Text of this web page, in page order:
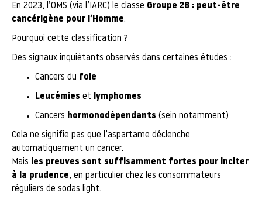
En 2023, l’OMS (via l’IARC) le classe Groupe 2B : peut-être
cancérigène pour l’Homme.
Pourquoi cette classification ?
Des signaux inquiétants observés dans certaines études :
Cancers du foie
Leucémies et lymphomes
Cancers hormonodépendants (sein notamment)
Cela ne signifie pas que l’aspartame déclenche
automatiquement un cancer.
Mais les preuves sont suffisamment fortes pour inciter
à la prudence, en particulier chez les consommateurs
réguliers de sodas light.